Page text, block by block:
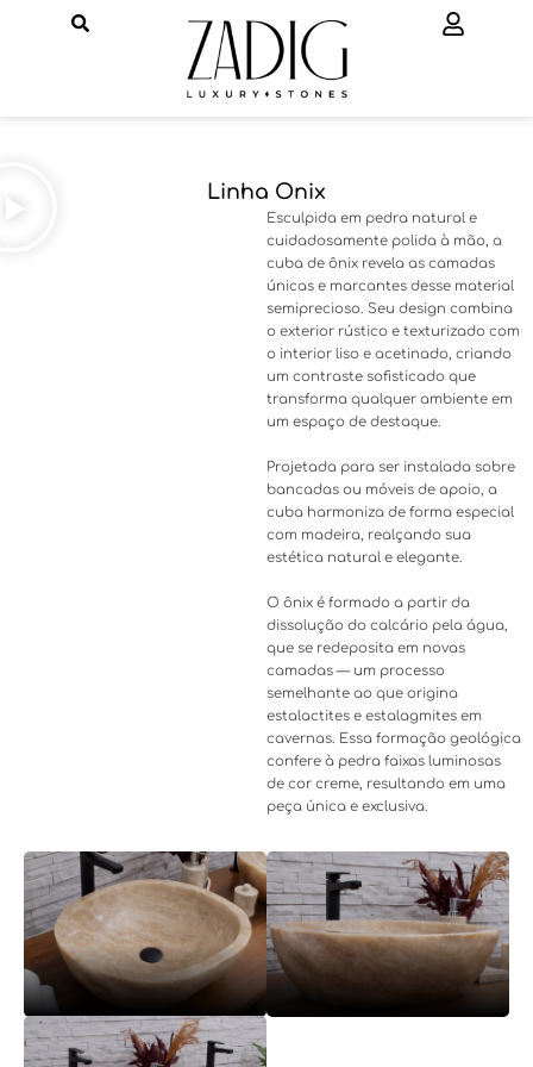
Linha Onix
Esculpida em pedra natural e
cuidadosamente polida à mão, a
cuba de ônix revela as camadas
únicas e marcantes desse material
semiprecioso. Seu design combina
o exterior rústico e texturizado com
o interior liso e acetinado, criando
um contraste sofisticado que
transforma qualquer ambiente em
um espaço de destaque.
Projetada para ser instalada sobre
bancadas ou móveis de apoio, a
cuba harmoniza de forma especial
com madeira, realçando sua
estética natural e elegante.
O ônix é formado a partir da
dissolução do calcário pela água,
que se redeposita em novas
camadas — um processo
semelhante ao que origina
estalactites e estalagmites em
cavernas. Essa formação geológica
confere à pedra faixas luminosas
de cor creme, resultando em uma
peça única e exclusiva.